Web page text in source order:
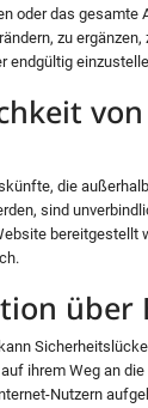
oder das gesamte
zu
endgültig
von
die
sind
bereitgestellt
über
ihrem Weg an
Nutzern